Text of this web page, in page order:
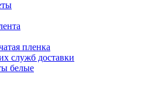
пленка
служб доставки
белые